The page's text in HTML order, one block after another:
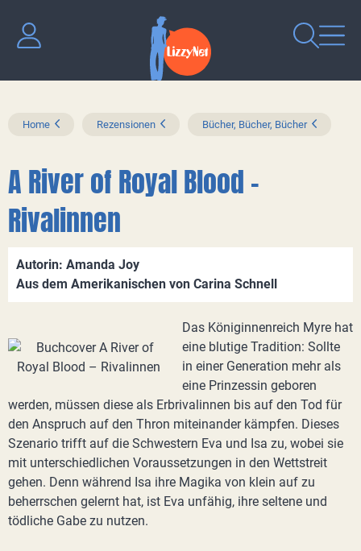
Home Rezensionen Bücher, Bücher, Bücher
A River of Royal Blood –
Rivalinnen
Autorin: Amanda Joy
Aus dem Amerikanischen von Carina Schnell
Das Königinnenreich Myre hat
eine blutige Tradition: Sollte
in einer Generation mehr als
eine Prinzessin geboren
werden, müssen diese als Erbrivalinnen bis auf den Tod für
den Anspruch auf den Thron miteinander kämpfen. Dieses
Szenario trifft auf die Schwestern Eva und Isa zu, wobei sie
mit unterschiedlichen Voraussetzungen in den Wettstreit
gehen. Denn während Isa ihre Magika von klein auf zu
beherrschen gelernt hat, ist Eva unfähig, ihre seltene und
tödliche Gabe zu nutzen.